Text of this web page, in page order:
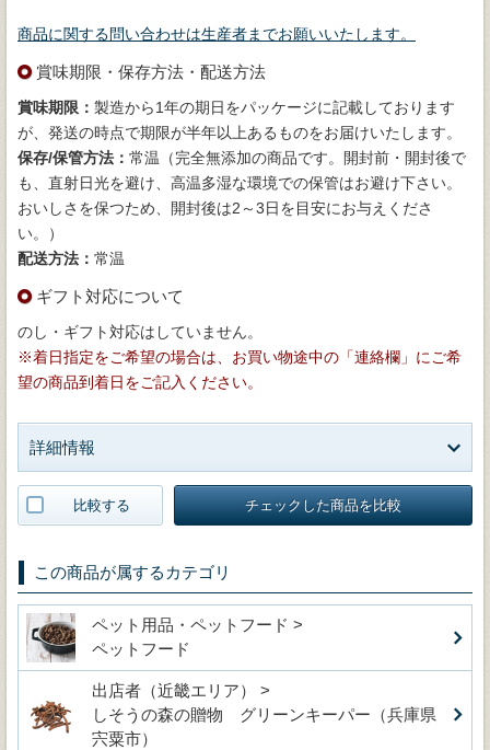
商品に関する問い合わせは生産者までお願いいたします。
賞味期限・保存方法・配送方法
賞味期限： 製造から1年の期日をパッケージに記載しております
が、発送の時点で期限が半年以上あるものをお届けいたします。
保存/保管方法： 常温（完全無添加の商品です。開封前・開封後で
も、直射日光を避け、高温多湿な環境での保管はお避け下さい。
おいしさを保つため、開封後は2～3日を目安にお与えくださ
い。）
配送方法： 常温
ギフト対応について
のし・ギフト対応はしていません。
※着日指定をご希望の場合は、お買い物途中の「連絡欄」にご希
望の商品到着日をご記入ください。
詳細情報
比較する チェックした商品を比較
この商品が属するカテゴリ
ペット用品・ペットフード >
ペットフード
出店者（近畿エリア） >
しそうの森の贈物 グリーンキーパー（兵庫県
宍粟市）